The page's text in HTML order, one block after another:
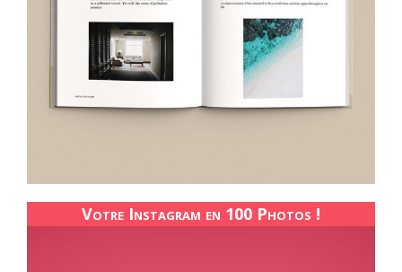
Votre Instagram en 100 Photos !